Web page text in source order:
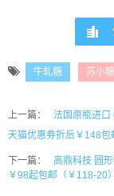
牛轧糖 苏小糖
上一篇：
法国原瓶进
天猫优惠券折后￥148
下一篇：
高鼎科技 圆
￥98起包邮（￥118-20）